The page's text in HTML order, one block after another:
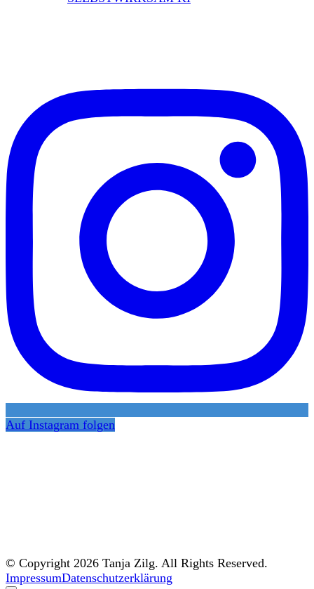
Auf Instagram folgen
© Copyright 2026 Tanja Zilg. All Rights Reserved.
ImpressumDatenschutzerklärung